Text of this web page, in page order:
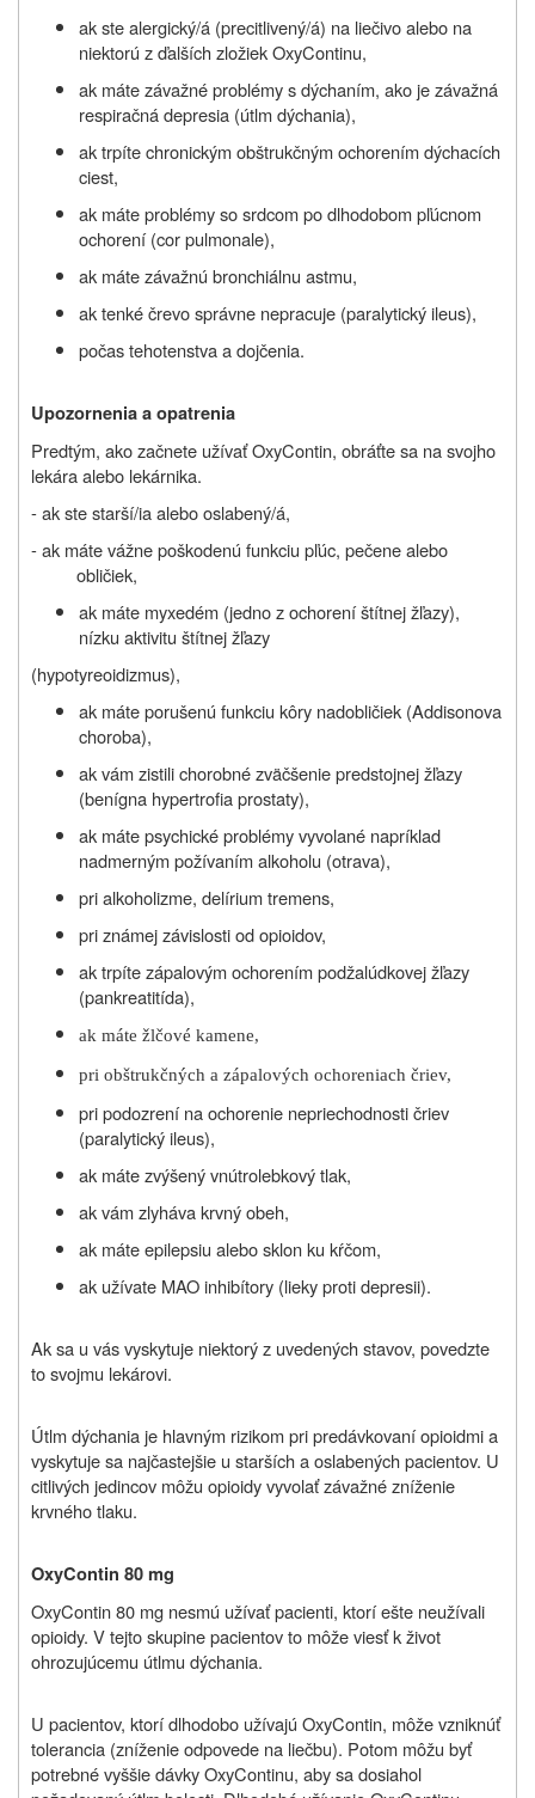
ak ste alergický/á (precitlivený/á) na liečivo alebo na
niektorú z ďalších zložiek OxyContinu,
ak máte závažné problémy s dýchaním, ako je závažná
respiračná depresia (útlm dýchania),
aktrpítechronickým obštrukčným ochorením dýchacích
ciest,
ak máte problémy so srdcom po dlhodobom pľúcnom
ochorení (cor pulmonale),
ak mátezávažnú bronchiálnu astmu,
aktenké črevo správne nepracuje (paralytický ileus),
počas tehotenstva a dojčenia.
Upozornenia a opatrenia
Predtým, ako začnete užívaťOxyContin, obráťte sa na svojho
lekára alebo lekárnika.
- ak ste starší/ia alebo oslabený/á,
- ak máte vážne poškodenú funkciu pľúc, pečene alebo
obličiek,
ak máte myxedém (jedno z ochorení štítnej žľazy),
nízku aktivitu štítnej žľazy
(hypotyreoidizmus),
ak máte porušenú funkciu kôry nadobličiek (Addisonova
choroba),
ak vám zistili chorobnézväčšenie predstojnej žľazy
(benígna hypertrofia prostaty),
ak máte psychické problémy vyvolané napríklad
nadmerným požívaním alkoholu (otrava),
pri alkoholizme, delírium tremens,
pri známej závislosti od opioidov,
ak trpíte zápalovým ochorením podžalúdkovej žľazy
(pankreatitída),
ak máte žlčové kamene,
pri obštrukčných a zápalových ochoreniach čriev,
pri podozrení naochorenie nepriechodnostičriev
(paralytický ileus),
ak máte zvýšený vnútrolebkový tlak,
ak vám zlyháva krvný obeh,
ak máte epilepsiu alebo sklon ku kŕčom,
ak užívate MAO inhibítory (lieky proti depresii).
Ak sa u vás vyskytuje niektorý z uvedených stavov, povedzte
to svojmu lekárovi.
Útlm dýchania je hlavným rizikom pri predávkovaní opioidmi a
vyskytuje sa najčastejšie u starších a oslabených pacientov. U
citlivých jedincov môžu opioidy vyvolať závažné zníženie
krvného tlaku.
OxyContin 80 mg
OxyContin 80 mg nesmú užívať pacienti, ktorí ešte neužívali
opioidy. V tejto skupine pacientov to môže viesť k život
ohrozujúcemu útlmu dýchania.
U pacientov, ktorí dlhodobo užívajú OxyContin, môže vzniknúť
tolerancia (zníženie odpovede na liečbu). Potom môžu byť
potrebné vyššie dávky OxyContinu, aby sa dosiahol